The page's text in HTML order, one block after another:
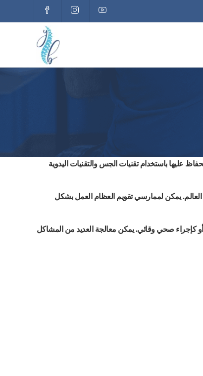
عليها باستخدام تقنيات الجس والتقنيات اليدوية
يمكن لممارسي تقويم العظام العمل بشكل
كإجراء صحي وقائي. يمكن معالجة العديد من المشاكل